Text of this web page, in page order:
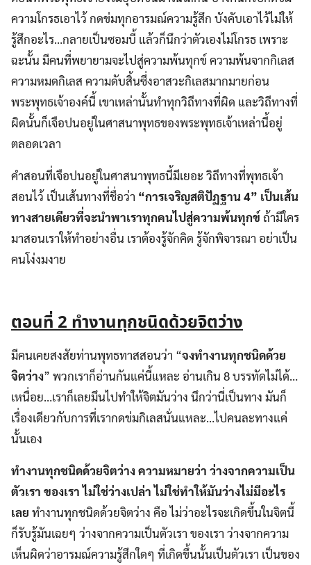
ความโกรธเอาไว้ กดข่มทุกอารมณ์ความรู้สึก บังคับเอาไว้ไม่ให้
รู้สึกอะไร…กลายเป็นซอมบี้ แล้วก็นึกว่าตัวเองไม่โกรธ เพราะ
ฉะนั้น มีคนที่พยายามจะไปสู่ความพ้นทุกข์ ความพ้นจากกิเลส
ความหมดกิเลส ความดับสิ้นซึ่งอาสวะกิเลสมากมายก่อน
พระพุทธเจ้าองค์นี้ เขาเหล่านั้นทำทุกวิถีทางที่ผิด และวิถีทางที่
ผิดนั้นก็เจือปนอยู่ในศาสนาพุทธของพระพุทธเจ้าเหล่านี้อยู่
ตลอดเวลา
คำสอนที่เจือปนอยู่ในศาสนาพุทธนี้มีเยอะ วิถีทางที่พุทธเจ้า
สอนไว้ เป็นเส้นทางที่ชื่อว่า “การเจริญสติปัฏฐาน4” เป็นเส้น
ทางสายเดียวที่จะนำพาเราทุกคนไปสู่ความพ้นทุกข์ ถ้ามีใคร
มาสอนเราให้ทำอย่างอื่น เราต้องรู้จักคิด รู้จักพิจารณา อย่าเป็น
คนโง่งมงาย
ตอนที่2 ทำงานทุกชนิดด้วยจิตว่าง
มีคนเคยสงสัยท่านพุทธทาสสอนว่า “จงทำงานทุกชนิดด้วย
จิตว่าง” พวกเราก็อ่านกันแค่นี้แหละ อ่านเกิน 8 บรรทัดไม่ได้…
เหนื่อย…เราก็เลยมึนไปทำให้จิตมันว่าง นึกว่านี่เป็นทาง มันก็
เรื่องเดียวกับการที่เรากดข่มกิเลสนั่นแหละ…ไปคนละทางแค่
นั้นเอง
ทำงานทุกชนิดด้วยจิตว่าง ความหมายว่า ว่างจากความเป็น
ตัวเรา ของเรา ไม่ใช่ว่างเปล่า ไม่ใช่ทำให้มันว่างไม่มีอะไร
เลย ทำงานทุกชนิดด้วยจิตว่าง คือ ไม่ว่าอะไรจะเกิดขึ้นในจิตนี้
ก็รับรู้มันเฉยๆ ว่างจากความเป็นตัวเรา ของเรา ว่างจากความ
เห็นผิดว่าอารมณ์ความรู้สึกใดๆ ที่เกิดขึ้นนั้นเป็นตัวเรา เป็นของ